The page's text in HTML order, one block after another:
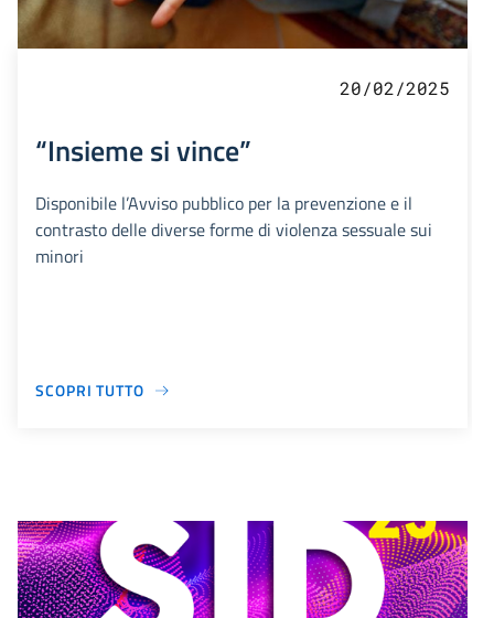
20/02/2025
“Insieme si vince”
Disponibile l’Avviso pubblico per la prevenzione e il
contrasto delle diverse forme di violenza sessuale sui
minori
SCOPRI TUTTO